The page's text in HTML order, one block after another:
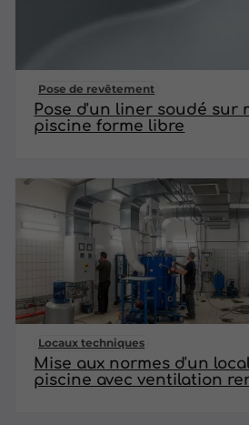
Pose de revêtement
Pose d'un liner soudé sur
piscine forme libre
Locaux techniques
Mise aux normes d'un
piscine avec ventilation